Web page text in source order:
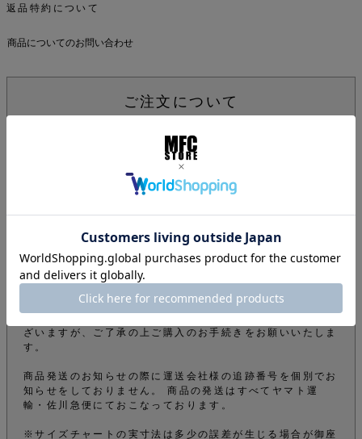
返品特約について
商品についてのお問い合わせ
ご注文について
下記注意事項をお読みになってから商品のご購入手続きをお
info@mfc-store.com から確認メールが届きます。 迷惑
に変更して頂かないと届かないのでご注意ください。
オンラインショップの商品は実店舗でも販売しているため、
ご注文確定後でもタイミングにより在庫がない場合がござい
ます。できる限りそのようなことがないよう管理しておりま
すが、予めご了承下さい。
り、電話やメールなどでオーダーを確認させて頂くことがご
ざいます。その為、商品の発送が遅くなってしまうこともご
ざいますが、ご了承の上ご購入のお手続きをお願いいたしま
す。
商品発送のお知らせの際に運送会社様の追跡番号を個別でお
知らせをしておりません。 商品の発送はすべてヤマト運
輸・佐川急便にておこなっております。
※サイズチャートの実寸法は多少の誤差が生じる場合が御座